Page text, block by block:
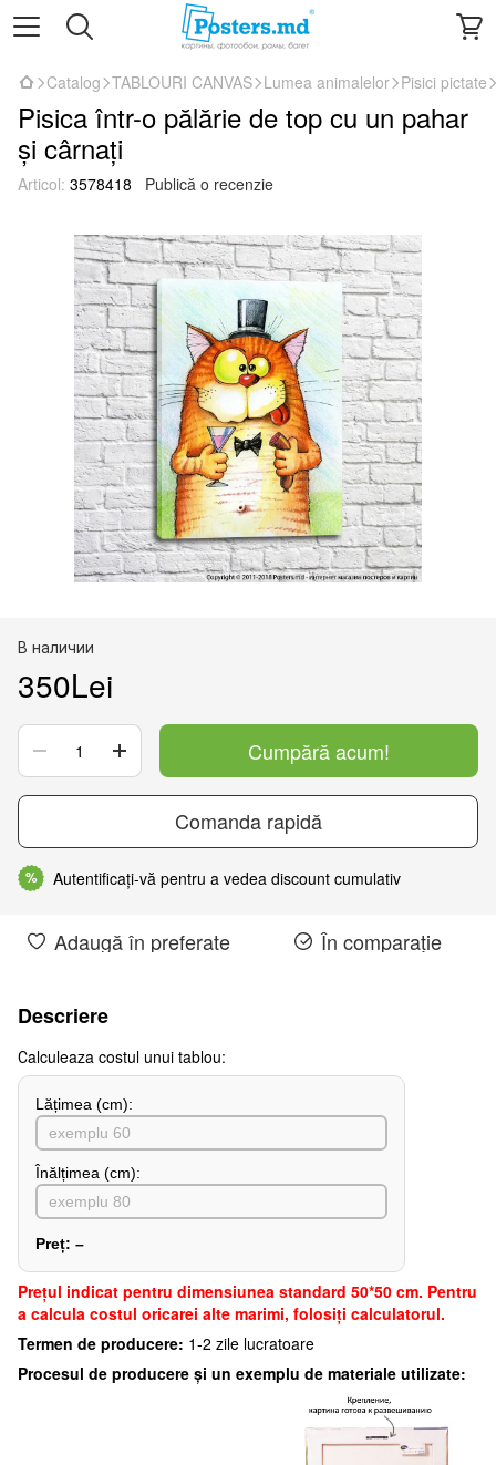
Catalog TABLOURI CANVAS Lumea animalelor Pisici pictate
Pisica într-o pălărie de top cu un pahar
și cârnați
Articol: 3578418 Publică o recenzie
В наличии
350Lei
Cumpără acum!
Comanda rapidă
% Autentificați-vă pentru a vedea discount cumulativ
Adaugă în preferate În comparație
Descriere
Сalculeaza costul unui tablou:
Lățimea (сm):
Înălțimea (cm):
Preț: –
Preţul indicat pentru dimensiunea standard 50*50 cm. Pentru
a calcula costul oricarei alte marimi, folosiți calculatorul.
Termen de producere: 1-2 zile lucratoare
Procesul de producere și un exemplu de materiale utilizate: